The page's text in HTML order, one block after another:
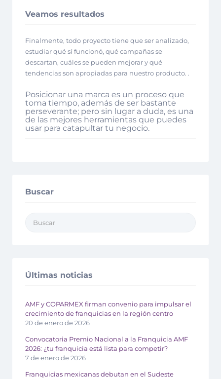
Veamos resultados
Finalmente, todo proyecto tiene que ser analizado,
estudiar qué sí funcionó, qué campañas se
descartan, cuáles se pueden mejorar y qué
tendencias son apropiadas para nuestro producto. .
Posicionar una marca es un proceso que
toma tiempo, además de ser bastante
perseverante; pero sin lugar a duda, es una
de las mejores herramientas que puedes
usar para catapultar tu negocio.
Buscar
Últimas noticias
AMF y COPARMEX firman convenio para impulsar el
crecimiento de franquicias en la región centro
20 de enero de 2026
Convocatoria Premio Nacional a la Franquicia AMF
2026: ¿tu franquicia está lista para competir?
7 de enero de 2026
Franquicias mexicanas debutan en el Sudeste